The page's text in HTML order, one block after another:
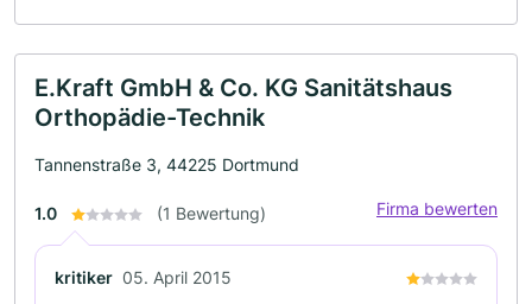
E.Kraft GmbH & Co. KG Sanitätshaus
Orthopädie-Technik
Tannenstraße 3, 44225 Dortmund
1.0 (1 Bewertung) Firma bewerten
kritiker 05. April 2015